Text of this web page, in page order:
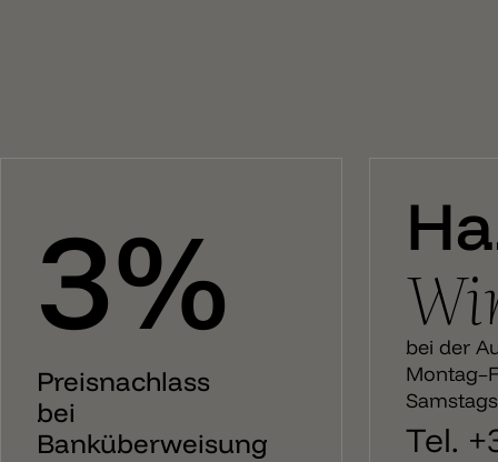
3%
Preisnachlass
bei
Banküberweisung
bei der
Tel.